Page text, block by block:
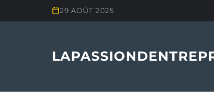
29 AOÛT 2025